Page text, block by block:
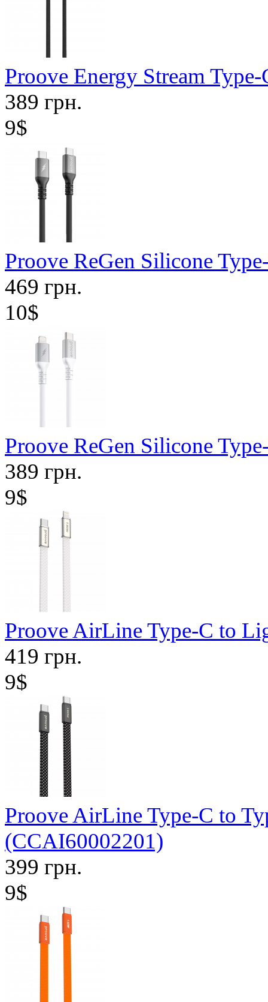
Proove Energy Stream
389 грн.
9$
Proove ReGen Silicone
469 грн.
10$
Proove ReGen Silicone
389 грн.
9$
Proove AirLine Type-C to
419 грн.
9$
Proove AirLine Type-C to
(CCAI60002201)
399 грн.
9$